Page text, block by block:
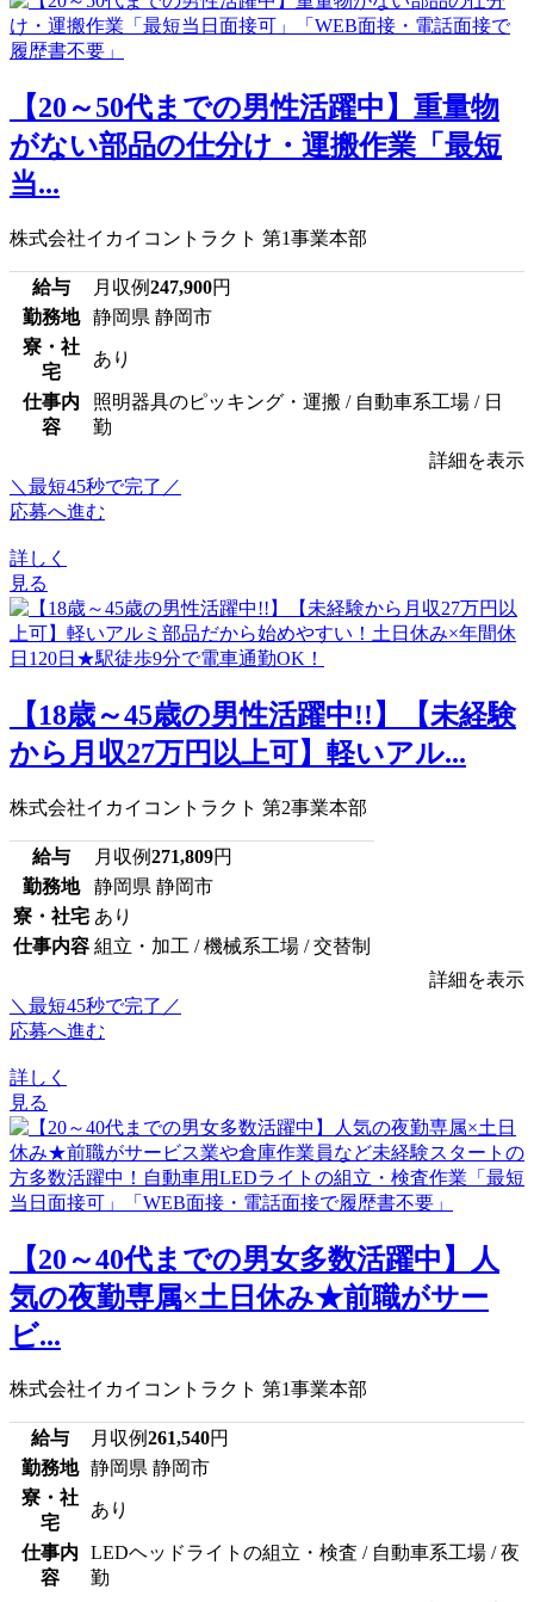
【20～50代までの男性活躍中】重量物
がない部品の仕分け・運搬作業「最短
当...
株式会社イカイコントラクト 第1事業本部
給与 月収例247,900円
勤務地
静岡県 静岡市
寮・社
宅
あり
仕事内
容
照明器具のピッキング・運搬 / 自動車系工場 / 日
勤
詳細を表示
＼最短45秒で完了／
応募へ進む
詳しく
見る
【18歳～45歳の男性活躍中!!】【未経験
から月収27万円以上可】軽いアル...
株式会社イカイコントラクト 第2事業本部
給与 月収例271,809円
勤務地
静岡県 静岡市
寮・社宅 あり
仕事内容 組立・加工 / 機械系工場 / 交替制
詳細を表示
＼最短45秒で完了／
応募へ進む
詳しく
見る
【20～40代までの男女多数活躍中】人
気の夜勤専属×土日休み★前職がサー
ビ...
株式会社イカイコントラクト 第1事業本部
給与 月収例261,540円
勤務地
静岡県 静岡市
寮・社
宅
あり
仕事内
容
LEDヘッドライトの組立・検査 / 自動車系工場 / 夜
勤